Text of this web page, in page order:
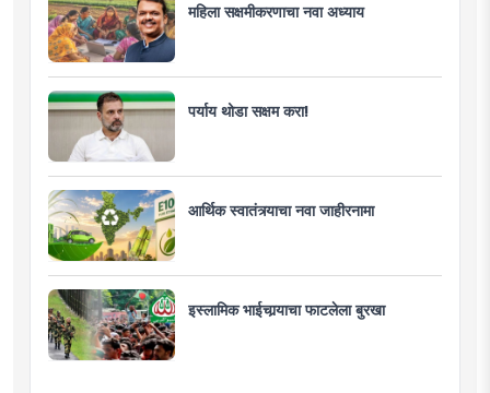
महिला सक्षमीकरणाचा नवा अध्याय
पर्याय थोडा सक्षम करा!
आर्थिक स्वातंत्र्याचा नवा जाहीरनामा
इस्लामिक भाईचार्‍याचा फाटलेला बुरखा